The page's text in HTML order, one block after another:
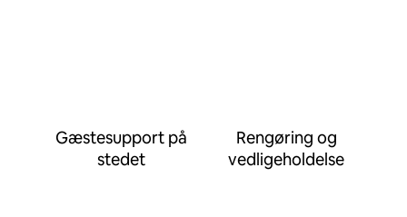
Gæstesupport på
stedet
Rengøring og
vedligeholdelse